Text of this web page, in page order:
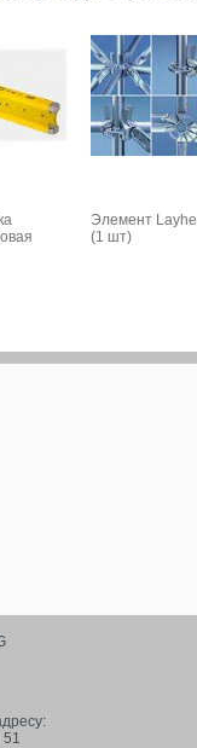
Элемент
(1 шт)
51